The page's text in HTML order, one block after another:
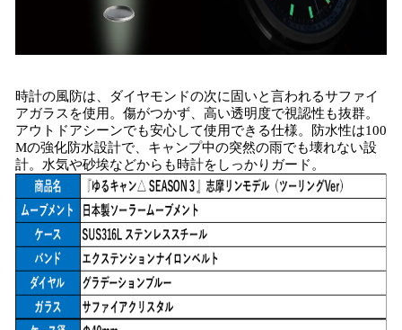
時計の風防は、ダイヤモンドの次に固いと言われるサファイ
アガラスを使用。傷がつかず、高い透明度で視認性も抜群。
アウトドアシーンでも安心して使用できる仕様。防水性は100
Mの強化防水設計で、キャンプ中の突然の雨でも壊れない設
計。水気や砂埃などからも時計をしっかりガード。